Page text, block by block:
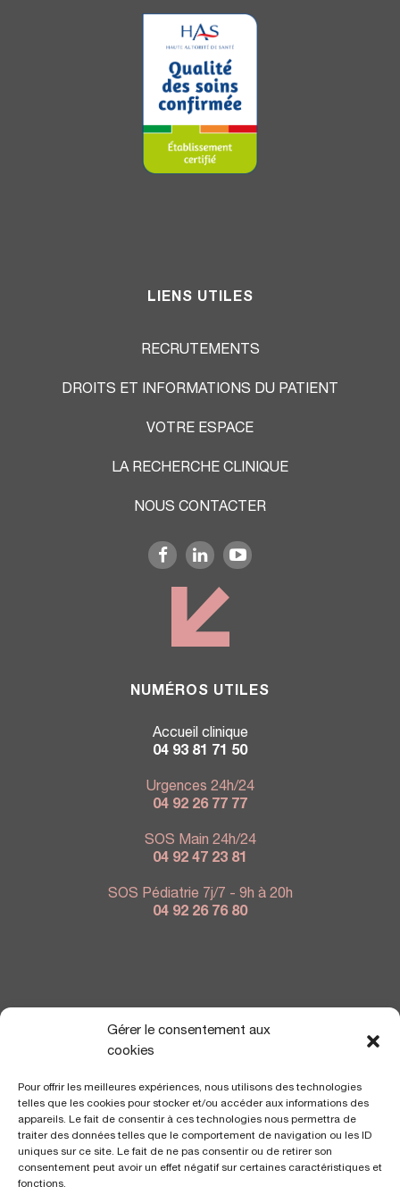
Gérer le consentement aux
cookies
Pour offrir les meilleures expériences, nous utilisons des technologies
telles que les cookies pour stocker et/ou accéder aux informations des
appareils. Le fait de consentir à ces technologies nous permettra de
traiter des données telles que le comportement de navigation ou les ID
uniques sur ce site. Le fait de ne pas consentir ou de retirer son
consentement peut avoir un effet négatif sur certaines caractéristiques et
fonctions.
LIENS UTILES
RECRUTEMENTS
DROITS ET INFORMATIONS DU PATIENT
VOTRE ESPACE
LA RECHERCHE CLINIQUE
NOUS CONTACTER
NUMÉROS UTILES
Accueil clinique
04 93 81 71 50
Urgences 24h/24
04 92 26 77 77
SOS Main 24h/24
04 92 47 23 81
SOS Pédiatrie 7j/7 - 9h à 20h
04 92 26 76 80
NOUS TROUVER